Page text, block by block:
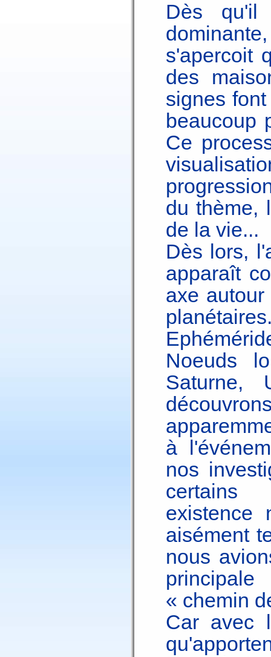
Dès
s'apercoit
des
signes
beaucoup
Ce
du thème,
de la vie...
Dès lors,
apparaît
axe
Noeuds
Saturne,
à
nos
certains
existence
aisément
nous
« chemin
Car avec